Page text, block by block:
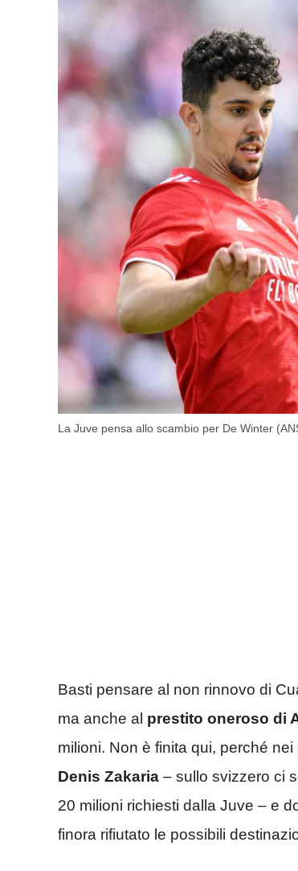
La Juve pensa allo scambio per De Winter
Basti pensare al non rinnovo di
ma anche al prestito oneroso di
milioni. Non è finita qui, perché
Denis Zakaria – sullo svizzero ci
20 milioni richiesti dalla Juve – e
finora rifiutato le possibili